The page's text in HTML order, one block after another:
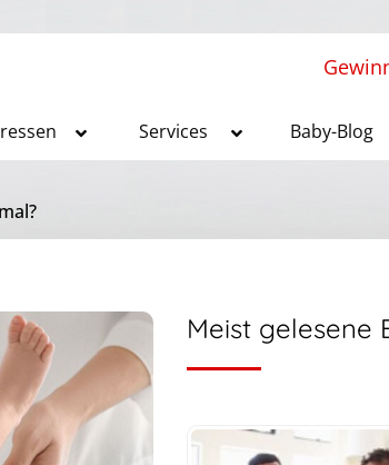
Services Baby-Blog
Meist gelesene